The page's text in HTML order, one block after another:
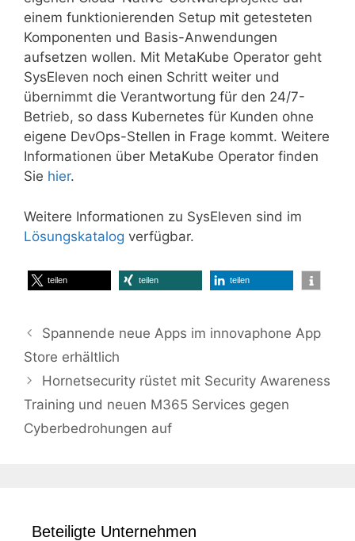
einem funktionierenden Setup mit getesteten
Komponenten und Basis-Anwendungen
aufsetzen wollen. Mit MetaKube Operator geht
SysEleven noch einen Schritt weiter und
übernimmt die Verantwortung für den 24/7-
Betrieb, so dass Kubernetes für Kunden ohne
eigene DevOps-Stellen in Frage kommt. Weitere
Informationen über MetaKube Operator finden
Sie hier.
Weitere Informationen zu SysEleven sind im
Lösungskatalog verfügbar.
teilen teilen teilen
Spannende neue Apps im innovaphone App
Store erhältlich
Hornetsecurity rüstet mit Security Awareness
Training und neuen M365 Services gegen
Cyberbedrohungen auf
Beteiligte Unternehmen